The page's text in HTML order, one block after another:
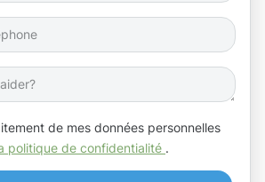
de mes données personnelles
politique de confidentialité